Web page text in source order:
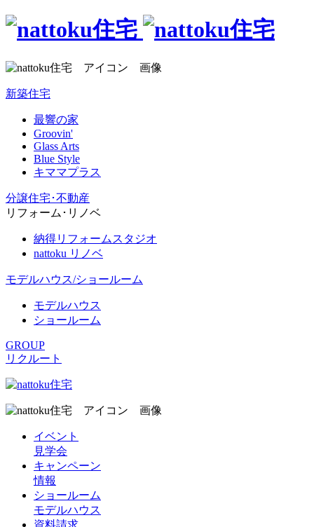
新築住宅
最響の家
Groovin'
Glass Arts
Blue Style
キママプラス
分譲住宅･不動産
リフォーム･リノベ
納得リフォームスタジオ
nattoku リノベ
モデルハウス/ショールーム
モデルハウス
ショールーム
GROUP
リクルート
イベント
見学会
キャンペーン
情報
ショールーム
モデルハウス
資料請求